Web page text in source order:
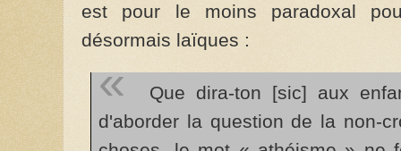
est pour le moins paradoxal
désormais laïques :
Que dira-ton [sic] aux
d'aborder la question de la non-